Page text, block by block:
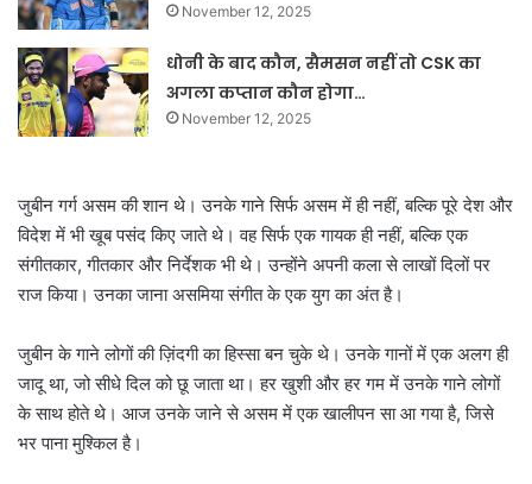
November 12, 2025
धोनी के बाद कौन, सैमसन नहीं तो CSK का
अगला कप्तान कौन होगा…
November 12, 2025
जुबीन गर्ग असम की शान थे। उनके गाने सिर्फ असम में ही नहीं, बल्कि पूरे देश और
विदेश में भी खूब पसंद किए जाते थे। वह सिर्फ एक गायक ही नहीं, बल्कि एक
संगीतकार, गीतकार और निर्देशक भी थे। उन्होंने अपनी कला से लाखों दिलों पर
राज किया। उनका जाना असमिया संगीत के एक युग का अंत है।
जुबीन के गाने लोगों की ज़िंदगी का हिस्सा बन चुके थे। उनके गानों में एक अलग ही
जादू था, जो सीधे दिल को छू जाता था। हर खुशी और हर गम में उनके गाने लोगों
के साथ होते थे। आज उनके जाने से असम में एक खालीपन सा आ गया है, जिसे
भर पाना मुश्किल है।